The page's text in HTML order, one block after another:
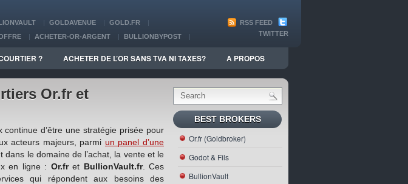
GOLDAVENUE
GOLD.FR
ACHETER-OR-ARGENT
BULLIONBYPOST
D’OR
RSS FEED
TWITTER
? ACHETER DE L’OR SANS TVA NI TAXES? A PROPOS
Or.fr et
continue d’être une stratégie prisée pour
acteurs majeurs, parmi un panel d’une
dans le domaine de l’achat, la vente et le
en ligne : Or.fret BullionVault.fr. Ces
qui répondent aux besoins des
BEST BROKERS
Or.fr (Goldbroker)
Godot & Fils
BullionVault